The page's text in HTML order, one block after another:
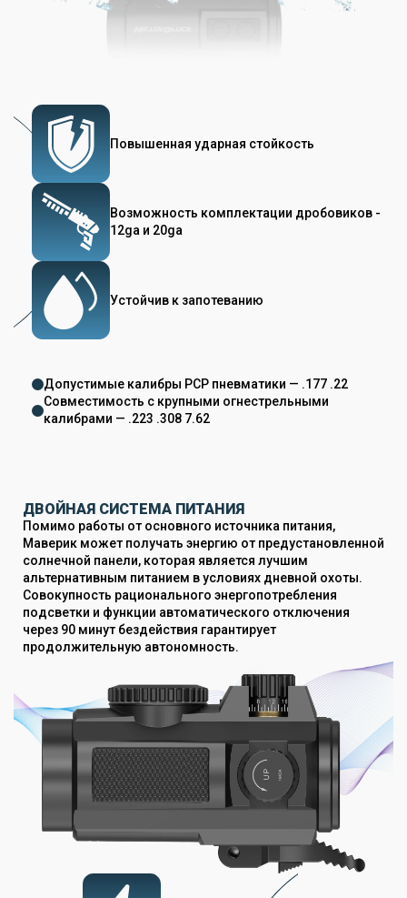
Повышенная ударная стойкость
Возможность комплектации дробовиков -
12ga и 20ga
Устойчив к запотеванию
Допустимые калибры PCP пневматики — .177 .22
Совместимость с крупными огнестрельными
калибрами — .223 .308 7.62
ДВОЙНАЯ СИСТЕМА ПИТАНИЯ
Помимо работы от основного источника питания,
Маверик может получать энергию от предустановленной
солнечной панели, которая является лучшим
альтернативным питанием в условиях дневной охоты.
Совокупность рационального энергопотребления
подсветки и функции автоматического отключения
через 90 минут бездействия гарантирует
продолжительную автономность.